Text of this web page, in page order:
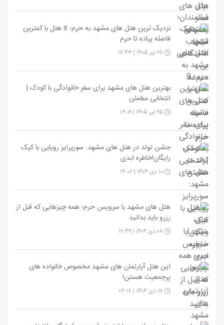
نزدیک ترین هتل های مشهد به حرم؛ 8 هتل با کمترین
فاصله پیاده تا حرم
بهترین هتل های مشهد برای سفر خانوادگی با کودک |
انتخابی مطمئن
جشن تولد در هتل های مشهد: سورپرایز رویایی با کیک
رایگان!خاطره ابدی
هتل های مشهد با سرویس حرم؛ همه چیزهایی که قبل از
رزرو باید بدانید
این هتل آپارتمان های مشهد مخصوص خانواده های
پرجمعیت هستن!